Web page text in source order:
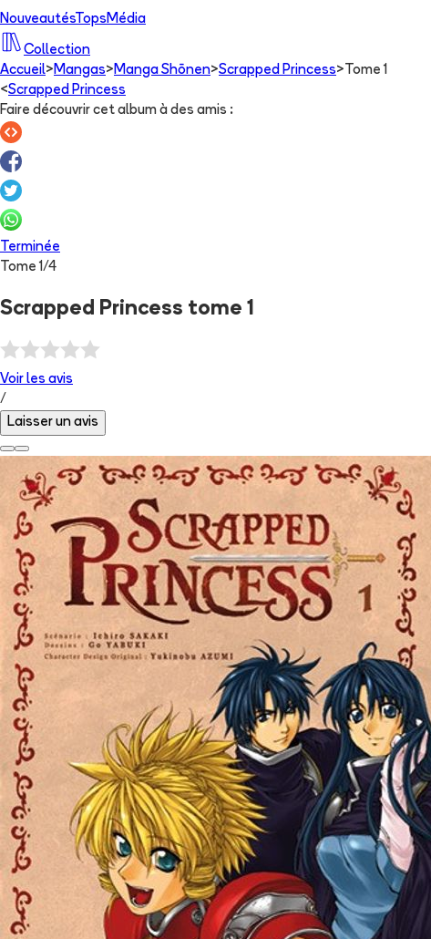
NouveautésTops Média
Collection
Accueil> Mangas> Manga Shōnen>Scrapped Princess> Tome 1
<Scrapped Princess
Faire découvrir cet album à des amis :
Terminée
Tome1/4
Scrapped Princess tome 1
Voir les avis
/
Laisser un avis